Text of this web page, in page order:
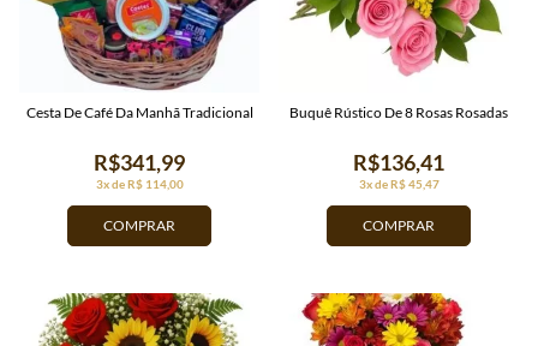
COMPRAR
3x de R$ 114,00
R$341,99
Cesta De Café Da Manhã Tradicional
COMPRAR
3x de R$ 45,47
R$136,41
Buquê Rústico De 8 Rosas Rosadas